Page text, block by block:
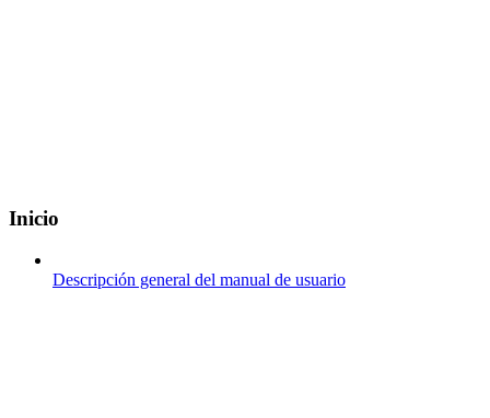
Inicio
Descripción general del manual de usuario